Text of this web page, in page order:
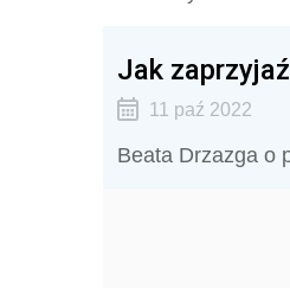
Jak
11 paź 2022
Beata Drzazga o